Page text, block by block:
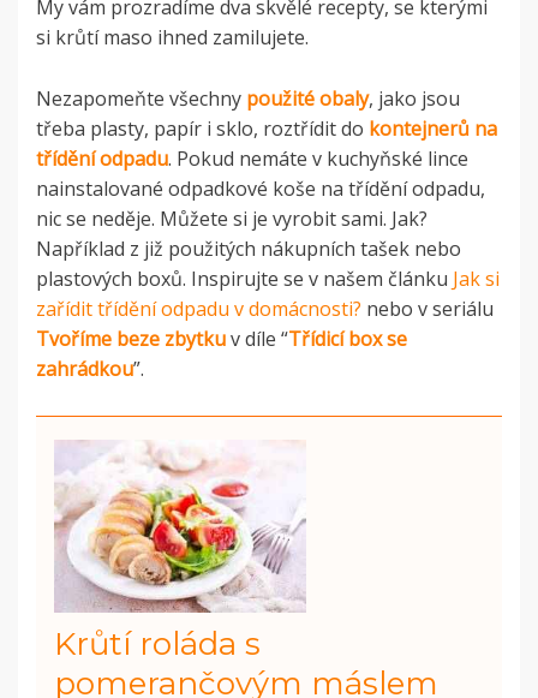
My vám prozradíme dva skvělé recepty, se kterými
si krůtí maso ihned zamilujete.
Nezapomeňte všechny použité obaly, jako jsou
třeba plasty, papír i sklo, roztřídit do kontejnerů na
třídění odpadu. Pokud nemáte v kuchyňské lince
nainstalované odpadkové koše na třídění odpadu,
nic se neděje. Můžete si je vyrobit sami. Jak?
Například z již použitých nákupních tašek nebo
plastových boxů. Inspirujte se v našem článku Jak si
zařídit třídění odpadu v domácnosti? nebo v seriálu
Tvoříme beze zbytkuv díle “Třídicí box se
zahrádkou”.
Krůtí roláda s
pomerančovým máslem